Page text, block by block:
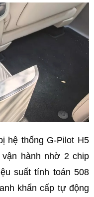
hệ thống G-Pilot H5
hành nhờ 2 chip
suất tính toán 508
khẩn cấp tự động